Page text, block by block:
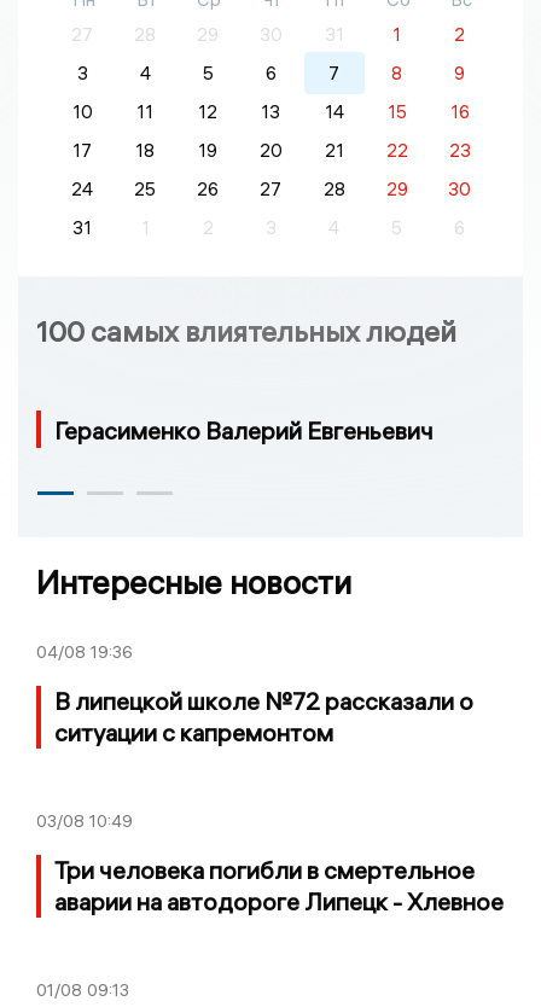
27
28 29 30 31 1
2
3
4 5 6 7 8
9
10
11 12 13 14 15
16
17
18 19 20 21 22
23
24
25 26 27 28 29
30
31
1 2 3 4 5 6
100 самых влиятельных людей
Герасименко Валерий Евгеньевич
Интересные новости
04/08 19:36
В липецкой школе №72 рассказали о
ситуации с капремонтом
03/08 10:49
Три человека погибли в смертельное
аварии на автодороге Липецк - Хлевное
01/08 09:13